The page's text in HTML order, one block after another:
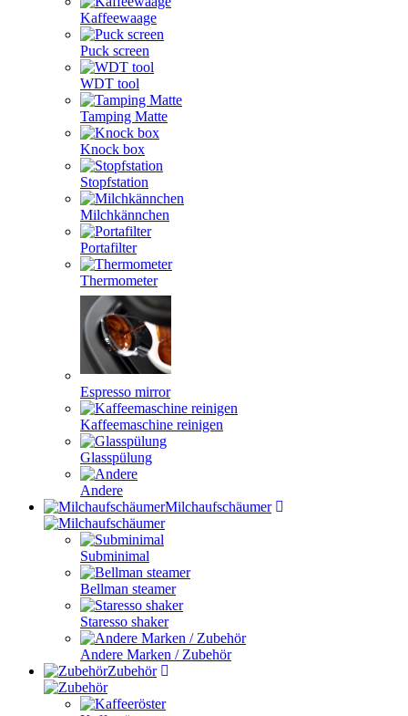
Kaffeewaage
Puck screen
WDT tool
Tamping Matte
Knock box
Stopfstation
Milchkännchen
Portafilter
Thermometer
Espresso mirror
Kaffeemaschine reinigen
Glasspülung
Andere
Milchaufschäumer
Subminimal
Bellman steamer
Staresso shaker
Andere Marken / Zubehör
Zubehör